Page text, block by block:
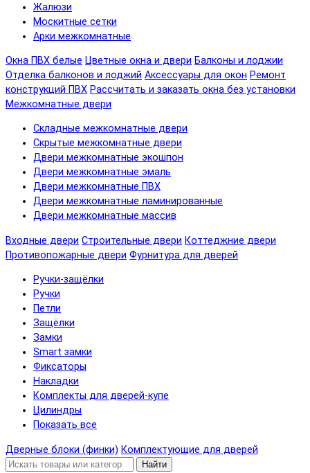
Жалюзи
Москитные сетки
Арки межкомнатные
Окна ПВХ белые Цветные окна и двери Балконы и лоджии
Отделка балконов и лоджий Аксессуары для окон Ремонт
конструкций ПВХ Рассчитать и заказать окна без установки
Межкомнатные двери
Складные межкомнатные двери
Скрытые межкомнатные двери
Двери межкомнатные экошпон
Двери межкомнатные эмаль
Двери межкомнатные ПВХ
Двери межкомнатные ламинированные
Двери межкомнатные массив
Входные двери Строительные двери Коттеджние двери
Противопожарные двери Фурнитура для дверей
Ручки-защёлки
Ручки
Петли
Защёлки
Замки
Smart замки
Фиксаторы
Накладки
Комплекты для дверей-купе
Цилиндры
Показать все
Дверные блоки (финки) Комплектующие для дверей
Найти